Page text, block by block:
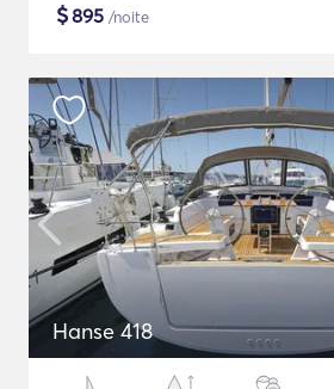
$895 /noite
Hanse 418